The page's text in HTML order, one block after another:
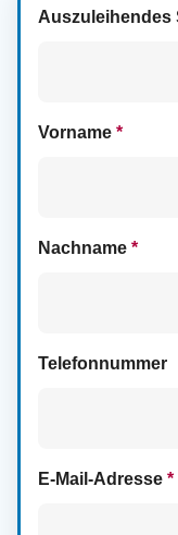
Auszuleihendes
Vorname *
Nachname *
Telefonnummer
E-Mail-Adresse *